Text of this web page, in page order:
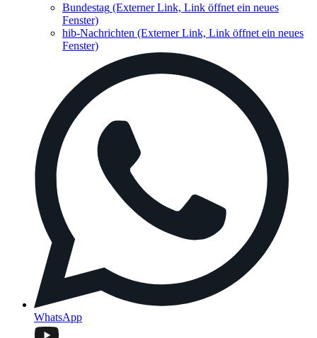
Bundestag (Externer Link, Link öffnet ein neues
Fenster)
hib-Nachrichten (Externer Link, Link öffnet ein neues
Fenster)
WhatsApp